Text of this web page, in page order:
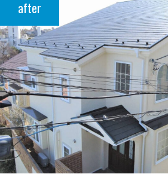
after